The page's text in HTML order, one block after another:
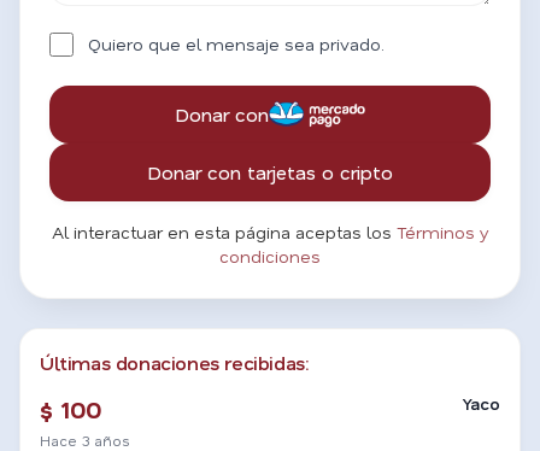
Quiero que el mensaje sea privado.
Donar con
Donar con tarjetas o cripto
Al interactuar en esta página aceptas los Términos y
condiciones
Últimas donaciones recibidas:
$ 100
Hace 3 años
Yaco